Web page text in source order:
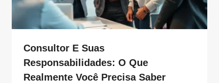
Consultor E Suas
Responsabilidades: O Que
Realmente Você Precisa Saber